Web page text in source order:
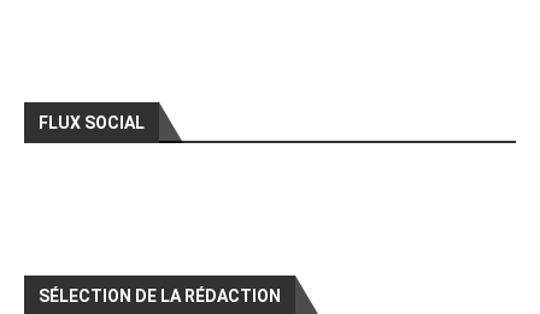
FLUX SOCIAL
SÉLECTION DE LA RÉDACTION